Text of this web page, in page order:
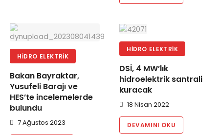
HIDRO ELEKTRIK
Bakan Bayraktar,
Yusufeli Barajı ve
HES’te incelemelerde
bulundu
7 Ağustos 2023
HIDRO ELEKTRIK
DSİ, 4 MW’lık
hidroelektrik santrali
kuracak
18 Nisan 2022
DEVAMINI OKU